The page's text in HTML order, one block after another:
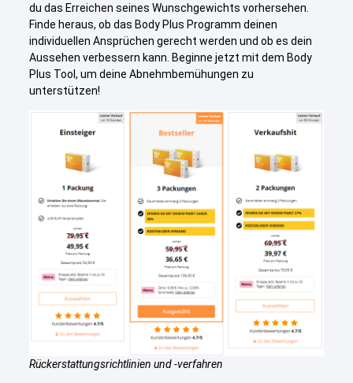
du das Erreichen seines Wunschgewichts vorhersehen.
Finde heraus, ob das Body Plus Programm deinen
individuellen Ansprüchen gerecht werden und ob es dein
Aussehen verbessern kann. Beginne jetzt mit dem Body
Plus Tool, um deine Abnehmbemühungen zu
unterstützen!
Rückerstattungsrichtlinien und -verfahren